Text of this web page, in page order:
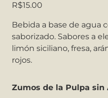
R$15.00
Bebida a base de agua
saborizado. Sabores a
limón siciliano, fresa,
rojos.
Zumos de la Pulpa sin